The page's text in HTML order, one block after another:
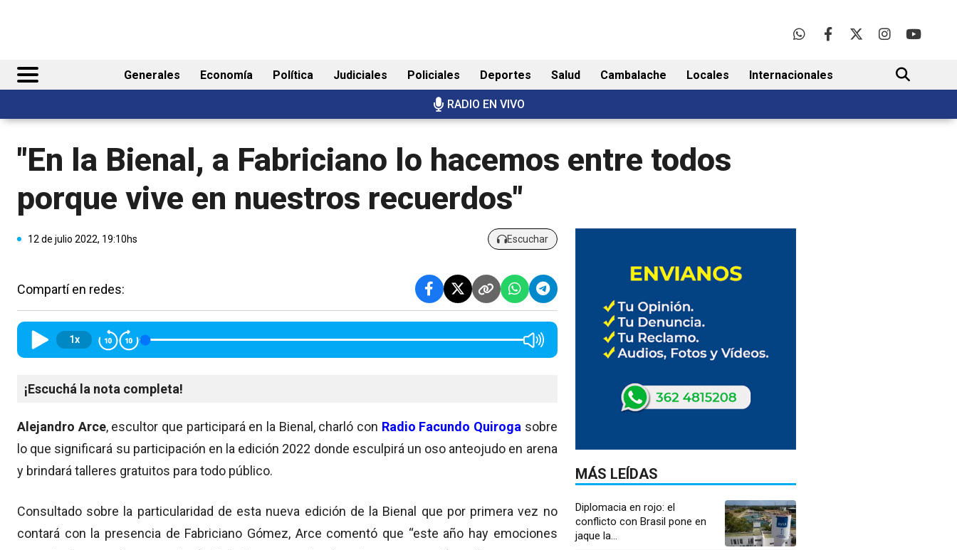
Generales Economía Política Judiciales Policiales Deportes Salud Cambalache Locales Internacionales
RADIO EN VIVO
BUSCAR
"En la Bienal, a Fabriciano lo hacemos entre todos
porque vive en nuestros recuerdos"
12 de julio 2022, 19:10hs Escuchar
Compartí en redes:
1x
¡Escuchá la nota completa!
Alejandro Arce, escultor que participará en la Bienal, charló con Radio Facundo Quirogasobre
lo que significará su participación en la edición 2022 donde esculpirá un oso anteojudo en arena
y brindará talleres gratuitos para todo público.
Consultado sobre la particularidad de esta nueva edición de la Bienal que por primera vez no
contará con la presencia de Fabriciano Gómez, Arce comentó que “este año hay emociones
MÁS LEÍDAS
Diplomacia en rojo: el
conflicto con Brasil pone en
jaque la...